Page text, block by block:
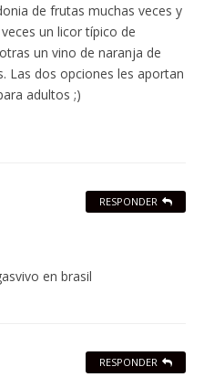
de frutas muchas veces y
un licor típico de
un vino de naranja de
Las dos opciones les aportan
adultos ;)
en brasil
RESPONDER
RESPONDER